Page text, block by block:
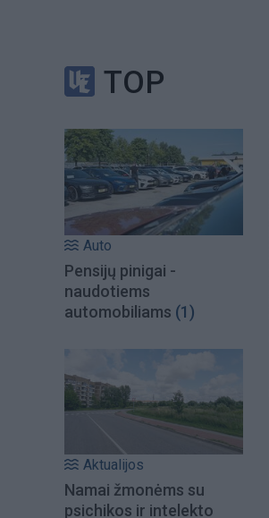
TOP
Auto
Pensijų pinigai -
naudotiems
automobiliams (1)
Aktualijos
Namai žmonėms su
psichikos ir intelekto